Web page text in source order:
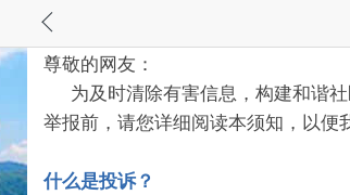
尊敬的网友：
为及时清除有害信息，构建和谐社
举报前，请您详细阅读本须知，以便
什么是投诉？